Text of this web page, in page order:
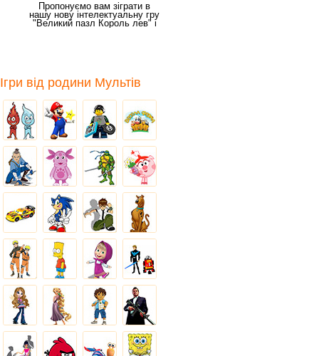
Пропонуємо вам зіграти в
нашу нову інтелектуальну гру
"Великий пазл Король лев" і
Ігри від родини Мультів